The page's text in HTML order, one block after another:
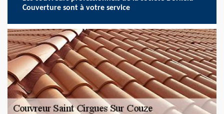
Couverture sont à votre service